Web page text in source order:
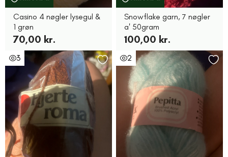
Casino 4 nøgler lysegul &
1 grøn
70,00 kr.
Snowflake garn, 7 nøgler
a' 50gram
100,00 kr.
3 2